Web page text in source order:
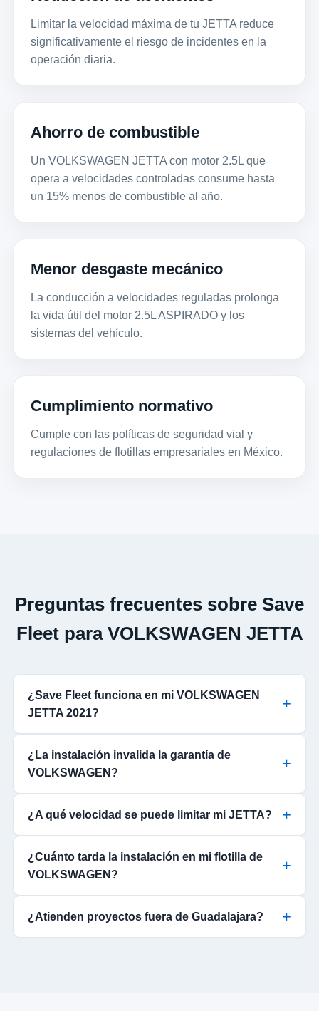
Limitar la velocidad máxima de tu JETTA reduce
significativamente el riesgo de incidentes en la
operación diaria.
Ahorro de combustible
Un VOLKSWAGEN JETTA con motor 2.5L que
opera a velocidades controladas consume hasta
un 15% menos de combustible al año.
Menor desgaste mecánico
La conducción a velocidades reguladas prolonga
la vida útil del motor 2.5L ASPIRADO y los
sistemas del vehículo.
Cumplimiento normativo
Cumple con las políticas de seguridad vial y
regulaciones de flotillas empresariales en México.
Preguntas frecuentes sobre Save
Fleet para VOLKSWAGEN JETTA
¿Save Fleet funciona en mi VOLKSWAGEN
JETTA 2021?
¿La instalación invalida la garantía de
VOLKSWAGEN?
¿A qué velocidad se puede limitar mi JETTA?
¿Cuánto tarda la instalación en mi flotilla de
VOLKSWAGEN?
¿Atienden proyectos fuera de Guadalajara?